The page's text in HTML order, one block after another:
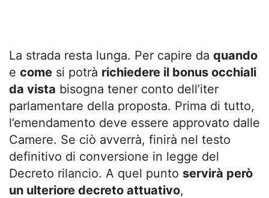
La strada resta lunga. Per capire da quando
e come si potrà richiedere il bonus occhiali
da vista bisogna tener conto dell’iter
parlamentare della proposta. Prima di tutto,
l’emendamento deve essere approvato dalle
Camere. Se ciò avverrà, finirà nel testo
definitivo di conversione in legge del
Decreto rilancio. A quel punto servirà però
un ulteriore decreto attuativo,